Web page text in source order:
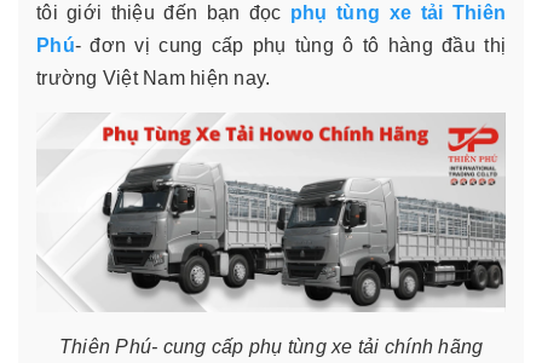
tôi giới thiệu đến bạn đọc phụ tùng xe tải Thiên
Phú- đơn vị cung cấp phụ tùng ô tô hàng đầu thị
trường Việt Nam hiện nay.
Thiên Phú- cung cấp phụ tùng xe tải chính hãng